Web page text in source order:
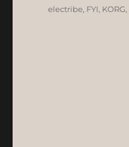
ゴ
タ
electribe, FYI, KORG,